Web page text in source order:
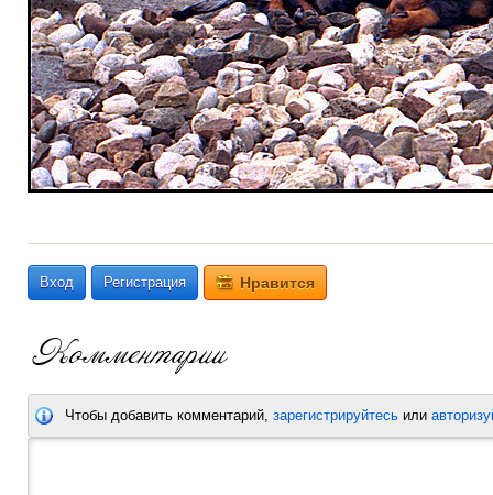
Вход Регистрация Нравится
Чтобы добавить комментарий, зарегистрируйтесь или